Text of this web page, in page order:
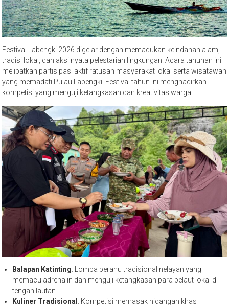
Festival Labengki 2026 digelar dengan memadukan keindahan alam,
tradisi lokal, dan aksi nyata pelestarian lingkungan. Acara tahunan ini
melibatkan partisipasi aktif ratusan masyarakat lokal serta wisatawan
yang memadati Pulau Labengki. Festival tahun ini menghadirkan
kompetisi yang menguji ketangkasan dan kreativitas warga:
Balapan Katinting: Lomba perahu tradisional nelayan yang
memacu adrenalin dan menguji ketangkasan para pelaut lokal di
tengah lautan.
Kuliner Tradisional : Kompetisi memasak hidangan khas